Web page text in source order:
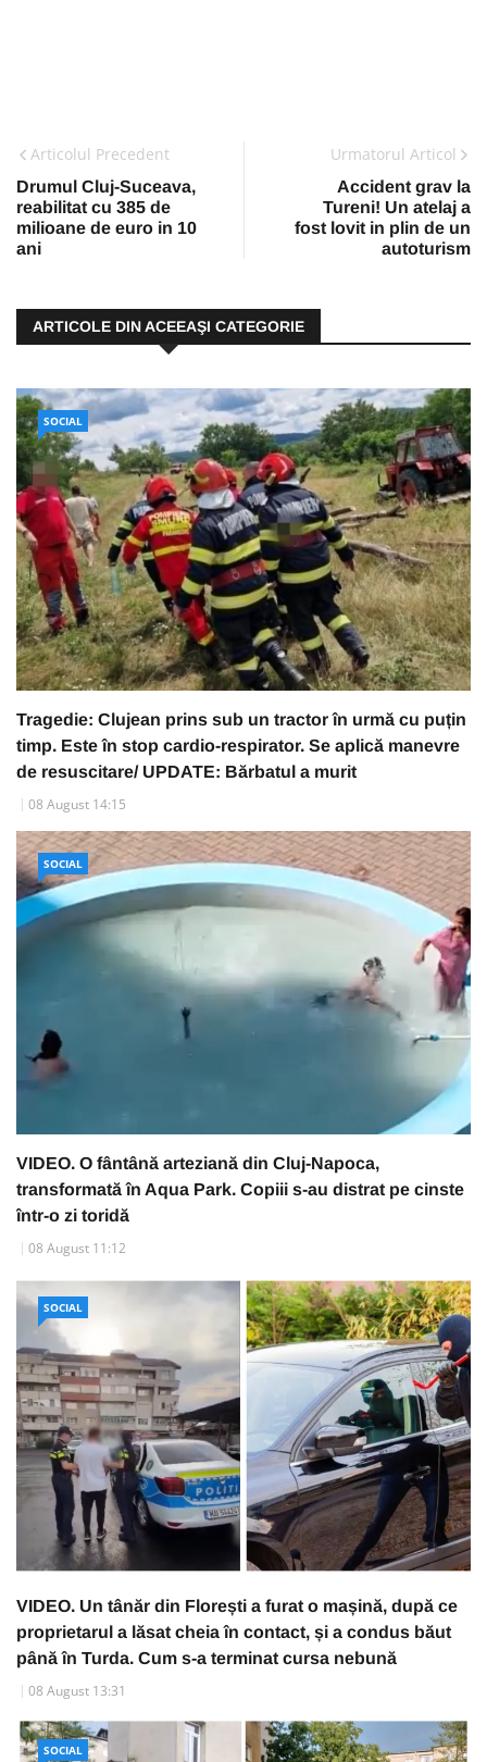
Articolul Precedent
Drumul Cluj-Suceava,
reabilitat cu 385 de
milioane de euro in 10
ani
Urmatorul Articol
Accident grav la
Tureni! Un atelaj a
fost lovit in plin de un
autoturism
ARTICOLE DIN ACEEAŞI CATEGORIE
SOCIAL
Tragedie: Clujean prins sub un tractor în urmă cu puțin
timp. Este în stop cardio-respirator. Se aplică manevre
de resuscitare/ UPDATE: Bărbatul a murit
08 August 14:15
SOCIAL
VIDEO. O fântână arteziană din Cluj-Napoca,
transformată în Aqua Park. Copiii s-au distrat pe cinste
într-o zi toridă
08 August 11:12
SOCIAL
VIDEO. Un tânăr din Florești a furat o mașină, după ce
proprietarul a lăsat cheia în contact, și a condus băut
până în Turda. Cum s-a terminat cursa nebună
08 August 13:31
SOCIAL